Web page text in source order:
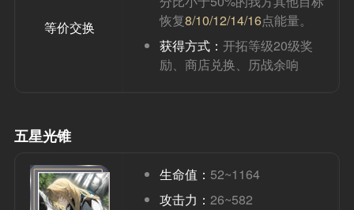
等价交换
恢复8/10/12/14/16点能量。
获得方式： 开拓等级20级奖
励、商店兑换、历战余响
五星光锥
生命值：52~1164
攻击力：26~582